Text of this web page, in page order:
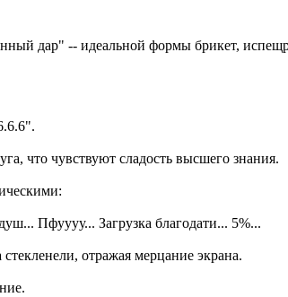
дар" -- идеальной формы брикет,
что чувствуют сладость высшего знания.
Пфуууу... Загрузка благодати... 5%...
отражая мерцание экрана.